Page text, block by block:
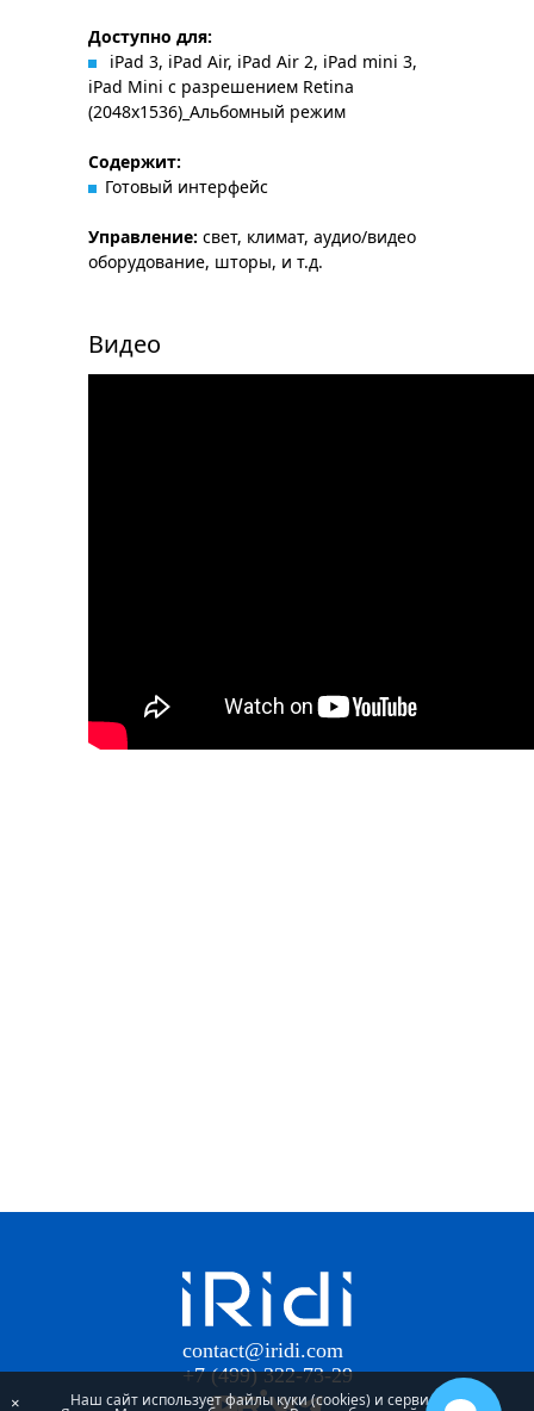
Доступно для:
iPad 3, iPad Air, iPad Air 2, iPad mini 3,
iPad Mini с разрешением Retina
(2048x1536)_Альбомный режим
Содержит:
Готовый интерфейс
Управление: свет, климат, аудио/видео
оборудование, шторы, и т.д.
Видео
contact@iridi.com
+7 (499) 322-73-29
× Наш сайт использует файлы куки (cookies) и сервис